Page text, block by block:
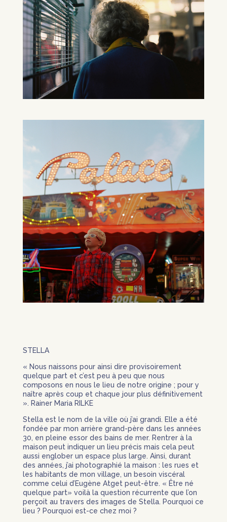
STELLA
« Nous naissons pour ainsi dire provisoirement
quelque part et c’est peu à peu que nous
composons en nous le lieu de notre origine ; pour y
naître après coup et chaque jour plus définitivement
». Rainer Maria RILKE
Stella est le nom de la ville où j’ai grandi. Elle a été
fondée par mon arrière grand-père dans les années
30, en pleine essor des bains de mer. Rentrer à la
maison peut indiquer un lieu précis mais cela peut
aussi englober un espace plus large. Ainsi, durant
des années, j’ai photographié la maison : les rues et
les habitants de mon village, un besoin viscéral
comme celui d’Eugène Atget peut-être. « Être né
quelque part» voilà la question récurrente que l’on
perçoit au travers des images de Stella. Pourquoi ce
lieu ? Pourquoi est-ce chez moi ?